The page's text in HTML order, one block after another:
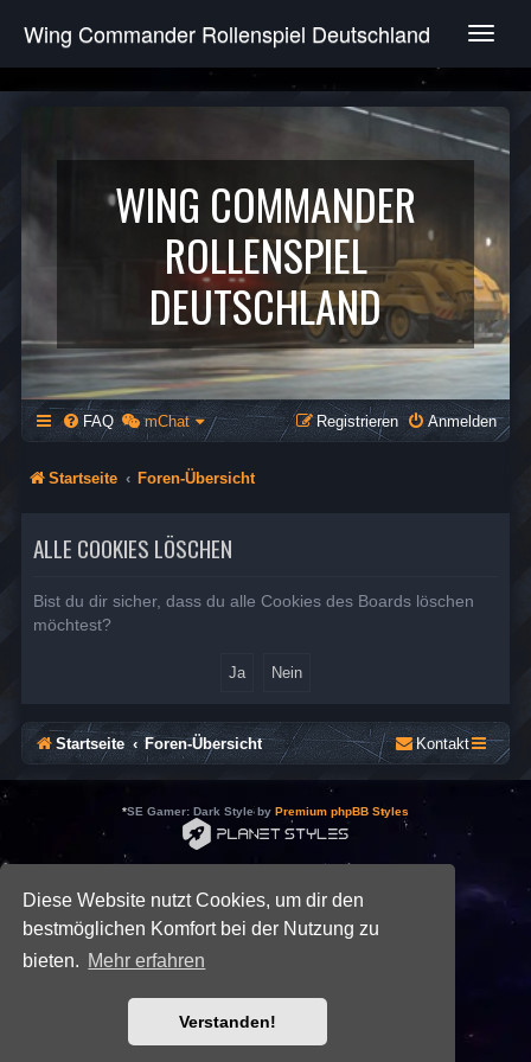
Diese Website nutzt Cookies, um dir den
bestmöglichen Komfort bei der Nutzung zu
bieten. Mehr erfahren
Verstanden!
T
g
e
v
g
a
t
i
o
n
Wing Commander Rollenspiel Deutschland
WING COMMANDER
ROLLENSPIEL
DEUTSCHLAND
FAQ mChat Anmelden
Registrieren
Startseite Foren-Übersicht
ALLE COOKIES LÖSCHEN
Bist du dir sicher, dass du alle Cookies des Boards löschen
möchtest?
Startseite Foren-Übersicht Kontakt
*SE Gamer: Dark Style by Premium phpBB Styles
Deutsche Übersetzung durchphpBB.de